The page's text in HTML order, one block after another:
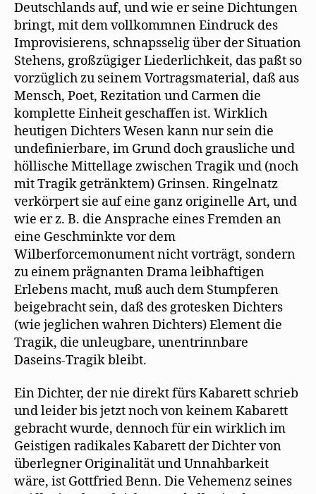
Deutschlands auf, und wie er seine Dichtungen
bringt, mit dem vollkommnen Eindruck des
Improvisierens, schnapsselig über der Situation
Stehens, großzügiger Liederlichkeit, das paßt so
vorzüglich zu seinem Vortragsmaterial, daß aus
Mensch, Poet, Rezitation und Carmen die
komplette Einheit geschaffen ist. Wirklich
heutigen Dichters Wesen kann nur sein die
undefinierbare, im Grund doch grausliche und
höllische Mittellage zwischen Tragik und (noch
mit Tragik getränktem) Grinsen. Ringelnatz
verkörpert sie auf eine ganz originelle Art, und
wie er z. B. die Ansprache eines Fremden an
eine Geschminkte vor dem
Wilberforcemonument nicht vorträgt, sondern
zu einem prägnanten Drama leibhaftigen
Erlebens macht, muß auch dem Stumpferen
beigebracht sein, daß des grotesken Dichters
(wie jeglichen wahren Dichters) Element die
Tragik, die unleugbare, unentrinnbare
Daseins-Tragik bleibt.
Ein Dichter, der nie direkt fürs Kabarett schrieb
und leider bis jetzt noch von keinem Kabarett
gebracht wurde, dennoch für ein wirklich im
Geistigen radikales Kabarett der Dichter von
überlegner Originalität und Unnahbarkeit
wäre, ist Gottfried Benn. Die Vehemenz seines